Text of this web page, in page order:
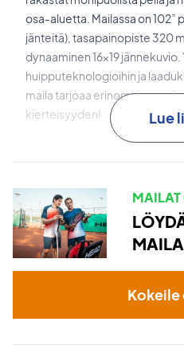
osa-aluetta. Mailassa on 102”
jänteitä), tasapainopiste 320
dynaaminen 16x19
huipputeknologioihin ja
maila tarjoaa erinomaisen
kierteisyyden!
Graphene Inside
on
optimoi energiansiirtoa ja
pallokosketuksen.
ovat
jänteiden liikkuvuutta ja
Lue
MAILAT
MAILA
Kokeile